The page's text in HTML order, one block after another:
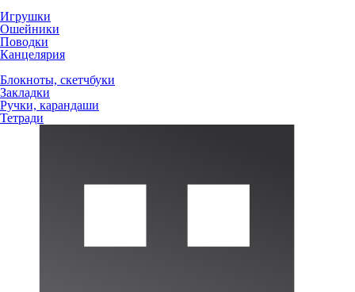
Игрушки
Ошейники
Поводки
Канцелярия
Блокноты, скетчбуки
Закладки
Ручки, карандаши
Тетради